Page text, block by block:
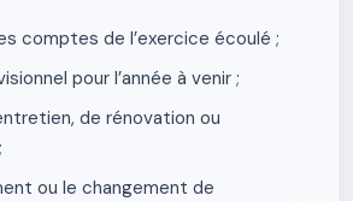
comptes de l’exercice écoulé ;
pour l’année à venir ;
de rénovation ou
ou le changement de